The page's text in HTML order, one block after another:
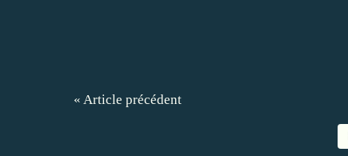
« Article précédent